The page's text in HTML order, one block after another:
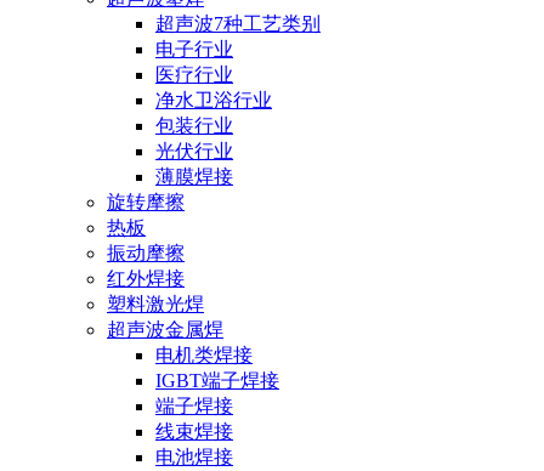
超声波7种工艺类别
电子行业
医疗行业
净水卫浴行业
包装行业
光伏行业
薄膜焊接
旋转摩擦
热板
振动摩擦
红外焊接
塑料激光焊
超声波金属焊
电机类焊接
IGBT端子焊接
端子焊接
线束焊接
电池焊接